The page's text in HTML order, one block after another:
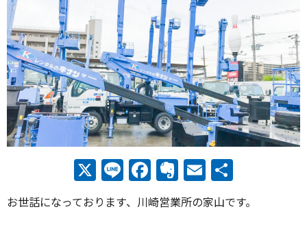
X LineFacebook
Evernote
Email
有
お世話になっております、川崎営業所の家山です。